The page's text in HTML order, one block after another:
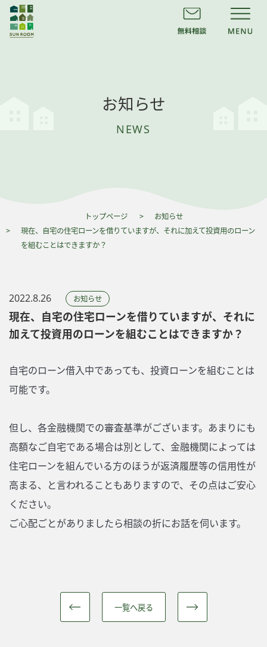
お知らせ
NEWS
トップページ
お知らせ
現在、自宅の住宅ローンを借りていますが、それに加えて投資用のローン
を組むことはできますか？
2022.8.26 お知らせ
現在、自宅の住宅ローンを借りていますが、それに
加えて投資用のローンを組むことはできますか？
自宅のローン借入中であっても、投資ローンを組むことは
可能です。
但し、各金融機関での審査基準がございます。あまりにも
高額なご自宅である場合は別として、金融機関によっては
住宅ローンを組んでいる方のほうが返済履歴等の信用性が
高まる、と言われることもありますので、その点はご安心
ください。
ご心配ごとがありましたら相談の折にお話を伺います。
一覧へ戻る